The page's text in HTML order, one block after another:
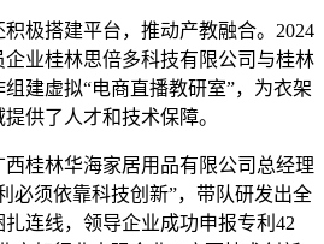
搭建平台，推动产教融合。2024
业桂林思倍多科技有限公司与桂林
建虚拟“电商直播教研室”，为衣架
供了人才和技术保障。
林华海家居用品有限公司总经理
必须依靠科技创新”，带队研发出全
连线，领导企业成功申报专利42